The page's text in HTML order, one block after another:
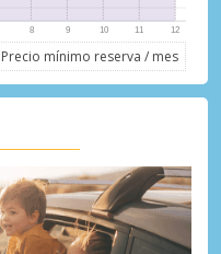
Precio mínimo reserva / mes